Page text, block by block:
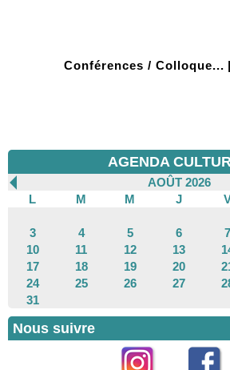
Conférences / Colloque... |
AGENDA
AOÛT 2026
L
M M J
3
4 5 6 7
10
11 12 13
17
18 19 20
24
25 26 27
31
Nous suivre